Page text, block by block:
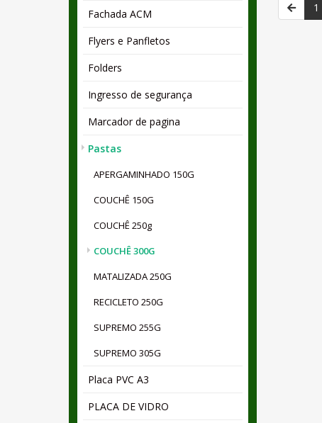
Fachada ACM
Flyers e Panfletos
Folders
Ingresso de segurança
Marcador de pagina
Pastas
APERGAMINHADO 150G
COUCHÊ 150G
COUCHÊ 250g
COUCHÊ 300G
MATALIZADA 250G
RECICLETO 250G
SUPREMO 255G
SUPREMO 305G
Placa PVC A3
PLACA DE VIDRO
1